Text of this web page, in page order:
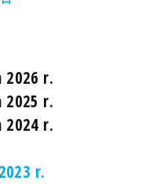
2026 r.
2025 r.
2024 r.
r.